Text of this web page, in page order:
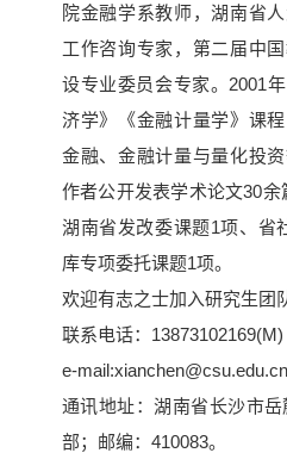
院金融学系教师，湖南省
工作咨询专家，第二届中
设专业委员会专家。2001
济学》《金融计量学》课
金融、金融计量与量化投
作者公开发表学术论文30
湖南省发改委课题1项、省
库专项委托课题1项。
欢迎有志之士加入研究生团
联系电话：
e-mail:xianchen@csu.edu.cn
通讯地址：湖南省长沙市
部；邮编：410083。